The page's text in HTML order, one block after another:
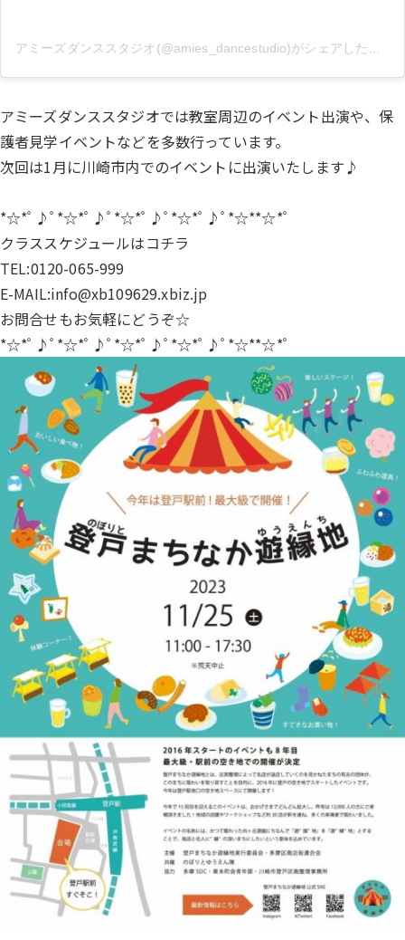
アミーズダンススタジオ(@amies_dancestudio)がシェアした投稿
アミーズダンススタジオでは教室周辺のイベント出演や、保
護者見学イベントなどを多数行っています。
次回は1月に川崎市内でのイベントに出演いたします♪
*☆*ﾟ♪ﾟ*☆*ﾟ♪ﾟ*☆*ﾟ♪ﾟ*☆*ﾟ♪ﾟ*☆**☆*ﾟ
クラススケジュールはコチラ
TEL:0120-065-999
E-MAIL:info@xb109629.xbiz.jp
お問合せもお気軽にどうぞ☆
*☆*ﾟ♪ﾟ*☆*ﾟ♪ﾟ*☆*ﾟ♪ﾟ*☆*ﾟ♪ﾟ*☆**☆*ﾟ